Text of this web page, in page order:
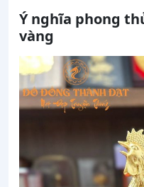
Ý nghĩa phong
vàng